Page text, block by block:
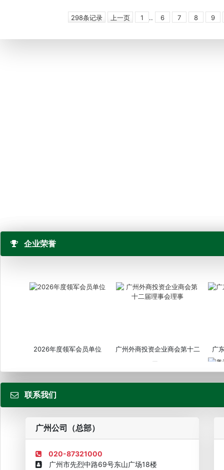
298条记录 上一页 1 .. 6 7 8 9
企业荣誉
2026年度领军会员单位
广州外商投资企业商会第十二
届...
广
联系我们
广州公司（总部）
020-87321000
广州市先烈中路69号东山广场18楼